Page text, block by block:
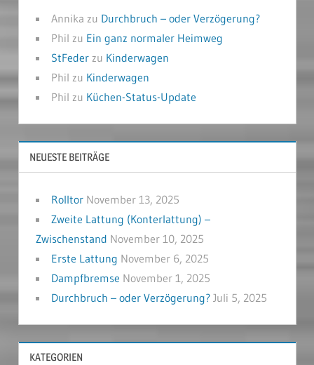
Annika zu Durchbruch – oder Verzögerung?
Phil zu Ein ganz normaler Heimweg
StFederzu Kinderwagen
Phil zu Kinderwagen
Phil zu Küchen-Status-Update
NEUESTE BEITRÄGE
Rolltor November 13, 2025
Zweite Lattung (Konterlattung) –
Zwischenstand November 10, 2025
Erste Lattung November 6, 2025
Dampfbremse November 1, 2025
Durchbruch – oder Verzögerung? Juli 5, 2025
KATEGORIEN